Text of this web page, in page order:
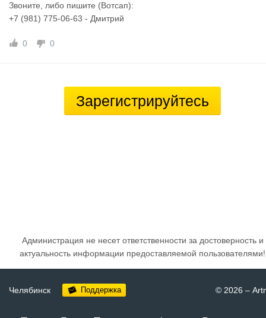
Звоните, либо пишите (Вотсап):
+7 (981) 775-06-63 - Дмитрий
0 0
Зарегистрируйтесь
Администрация не несет ответственности за достоверность и
актуальность информации предоставляемой пользователями!
Челябинск Поддержка © 2026 –